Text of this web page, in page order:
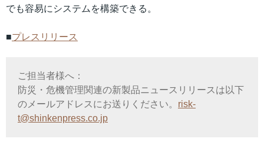
でも容易にシステムを構築できる。
■プレスリリース
ご担当者様へ：
防災・危機管理関連の新製品ニュースリリースは以下
のメールアドレスにお送りください。 risk-
t@shinkenpress.co.jp